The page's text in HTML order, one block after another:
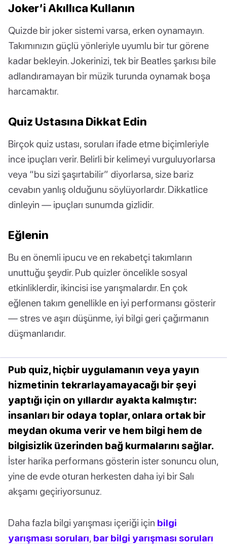
Joker’i Akıllıca Kullanın
Quizde bir joker sistemi varsa, erken oynamayın.
Takımınızın güçlü yönleriyle uyumlu bir tur görene
kadar bekleyin. Jokerinizi, tek bir Beatles şarkısı bile
adlandıramayan bir müzik turunda oynamak boşa
harcamaktır.
Quiz Ustasına Dikkat Edin
Birçok quiz ustası, soruları ifade etme biçimleriyle
ince ipuçları verir. Belirli bir kelimeyi vurguluyorlarsa
veya “bu sizi şaşırtabilir” diyorlarsa, size bariz
cevabın yanlış olduğunu söylüyorlardır. Dikkatlice
dinleyin — ipuçları sunumda gizlidir.
Eğlenin
Bu en önemli ipucu ve en rekabetçi takımların
unuttuğu şeydir. Pub quizler öncelikle sosyal
etkinliklerdir, ikincisi ise yarışmalardır. En çok
eğlenen takım genellikle en iyi performansı gösterir
— stres ve aşırı düşünme, iyi bilgi geri çağırmanın
düşmanlarıdır.
Pub quiz, hiçbir uygulamanın veya yayın
hizmetinin tekrarlayamayacağı bir şeyi
yaptığı için on yıllardır ayakta kalmıştır:
insanları bir odaya toplar, onlara ortak bir
meydan okuma verir ve hem bilgi hem de
bilgisizlik üzerinden bağ kurmalarını sağlar.
İster harika performans gösterin ister sonuncu olun,
yine de evde oturan herkesten daha iyi bir Salı
akşamı geçiriyorsunuz.
Daha fazla bilgi yarışması içeriği için bilgi
yarışması soruları, bar bilgi yarışması soruları